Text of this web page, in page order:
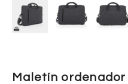
Maletín ordenador